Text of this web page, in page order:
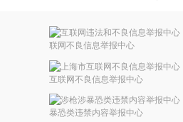
联网不良信息举报中心
互联网不良信息举报中心
暴恐类违禁内容举报中心